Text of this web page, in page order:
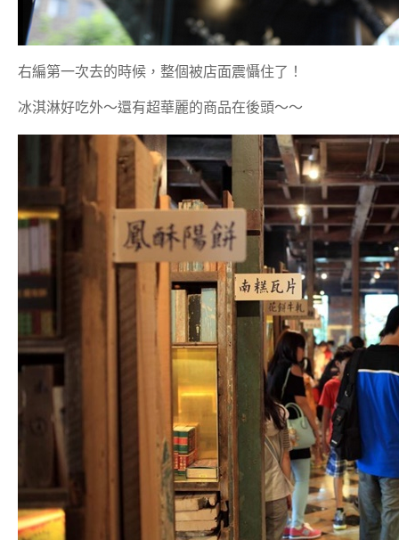
右編第一次去的時候，整個被店面震懾住了！
冰淇淋好吃外～還有超華麗的商品在後頭～～